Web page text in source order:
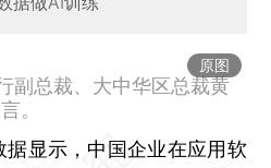
原图
副总裁、大中华区总裁黄
。
据显示，中国企业在应用软